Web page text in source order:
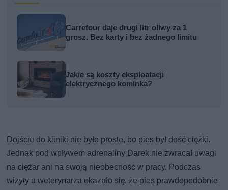
Carrefour daje drugi litr oliwy za 1
grosz. Bez karty i bez żadnego limitu
Jakie są koszty eksploatacji
elektrycznego kominka?
Dojście do kliniki nie było proste, bo pies był dość ciężki.
Jednak pod wpływem adrenaliny Darek nie zwracał uwagi
na ciężar ani na swoją nieobecność w pracy. Podczas
wizyty u weterynarza okazało się, że pies prawdopodobnie